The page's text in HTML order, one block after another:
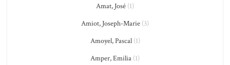
Amat, José (1)
Amiot, Joseph-Marie (3)
Amoyel, Pascal(1)
Amper, Emilia (1)